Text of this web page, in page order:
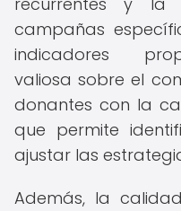
campañas
indicadores
valiosa sobre el
donantes con la
que permite
ajustar las
Además, la